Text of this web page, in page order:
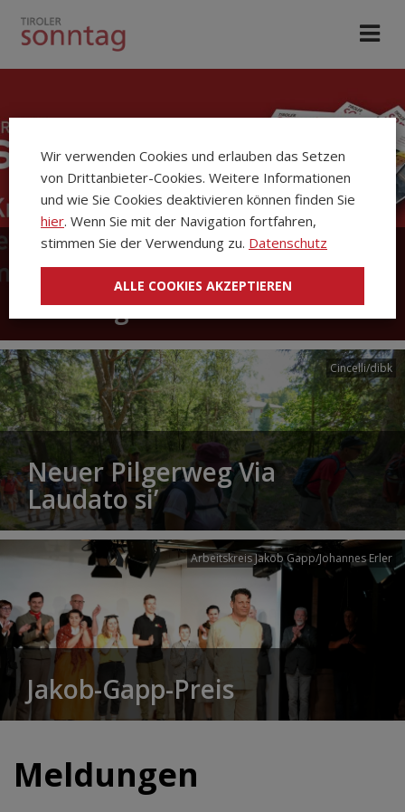
Die Kirchenzeitung Tiroler
Sonntag
Cincelli/dibk
Neuer Pilgerweg Via
Laudato si’
Arbeitskreis Jakob Gapp/Johannes Erler
Jakob-Gapp-Preis
Meldungen
Wir verwenden Cookies und erlauben das Setzen
von Drittanbieter-Cookies. Weitere Informationen
und wie Sie Cookies deaktivieren können finden Sie
hier. Wenn Sie mit der Navigation fortfahren,
stimmen Sie der Verwendung zu. Datenschutz
ALLE COOKIES AKZEPTIEREN